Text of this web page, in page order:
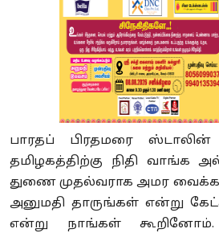
பாரதப் பிரதமரை ஸ்டாலின்
தமிழகத்திற்கு நிதி வாங்க
துணை முதல்வராக அமர
அனுமதி தாருங்கள் என்று
என்று நாங்கள்